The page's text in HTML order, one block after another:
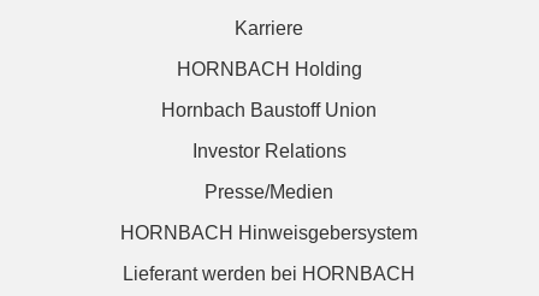
Karriere
HORNBACH Holding
Hornbach Baustoff Union
Investor Relations
Presse/Medien
HORNBACH Hinweisgebersystem
Lieferant werden bei HORNBACH